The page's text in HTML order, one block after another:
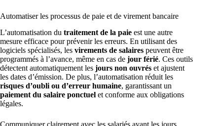
Automatiser les processus de paie et de virement bancaire
L’automatisation du traitement de la paie est une autre
mesure efficace pour prévenir les erreurs. En utilisant des
logiciels spécialisés, les virements de salaires peuvent être
programmés à l’avance, même en cas de jour férié. Ces outils
détectent automatiquement les jours non ouvrés et ajustent
les dates d’émission. De plus, l’automatisation réduit les
risques d’oubli ou d’erreur humaine, garantissant un
paiement du salaire ponctuel et conforme aux obligations
légales.
Communiquer clairement avec les salariés avant les jours